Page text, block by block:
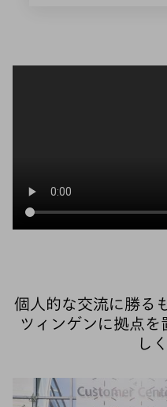
個人的な交流に勝る
ツィンゲンに拠点
し